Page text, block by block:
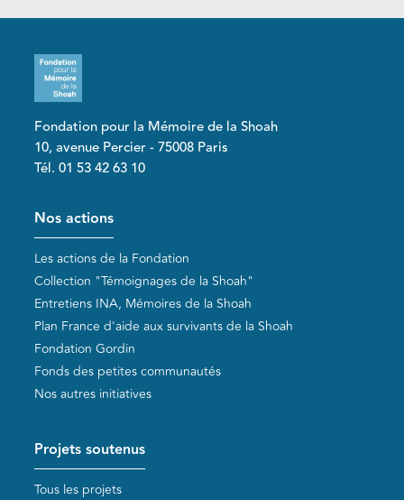
Fondation pour la Mémoire de la Shoah
10, avenue Percier - 75008 Paris
Tél. 01 53 42 63 10
Pied de page
Nos actions
Les actions de la Fondation
Collection "Témoignages de la Shoah"
Entretiens INA, Mémoires de la Shoah
Plan France d'aide aux survivants de la Shoah
Fondation Gordin
Fonds des petites communautés
Nos autres initiatives
Projets soutenus
Tous les projets